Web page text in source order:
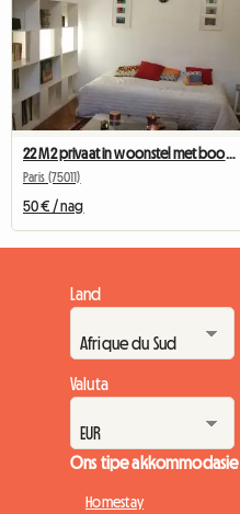
22 M2 privaat in woonstel met boom uitsig
Paris (75011)
50 € / nag
Land
Valuta
Ons tipe akkommodasie
Homestay